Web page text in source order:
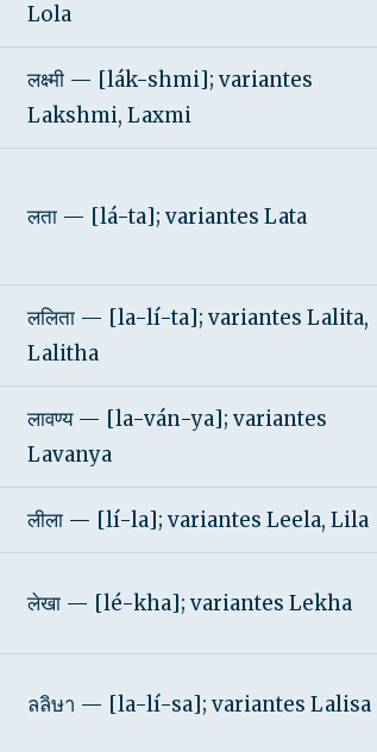
Lola
लक्ष्मी — [lák-shmi]; variantes
Lakshmi, Laxmi
लता — [lá-ta]; variantes Lata
ललिता — [la-lí-ta]; variantes Lalita,
Lalitha
लावण्य — [la-ván-ya]; variantes
Lavanya
लीला — [lí-la]; variantes Leela, Lila
लेखा — [lé-kha]; variantes Lekha
ลลิษา — [la-lí-sa]; variantes Lalisa